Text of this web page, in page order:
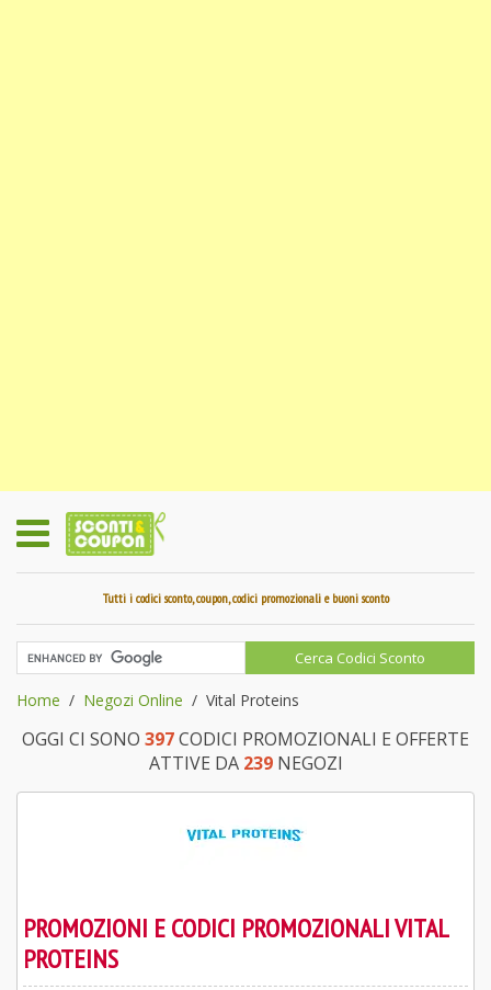
Tutti i codici sconto, coupon, codici promozionali e buoni sconto
Home Negozi Online Vital Proteins
OGGI CI SONO 397CODICI PROMOZIONALI E OFFERTE
ATTIVE DA 239NEGOZI
PROMOZIONI E CODICI PROMOZIONALI VITAL
PROTEINS